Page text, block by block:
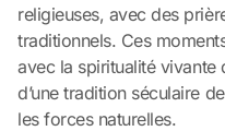
religieuses, avec des
traditionnels. Ces
avec la spiritualité vivante
d’une tradition séculaire
les forces naturelles.